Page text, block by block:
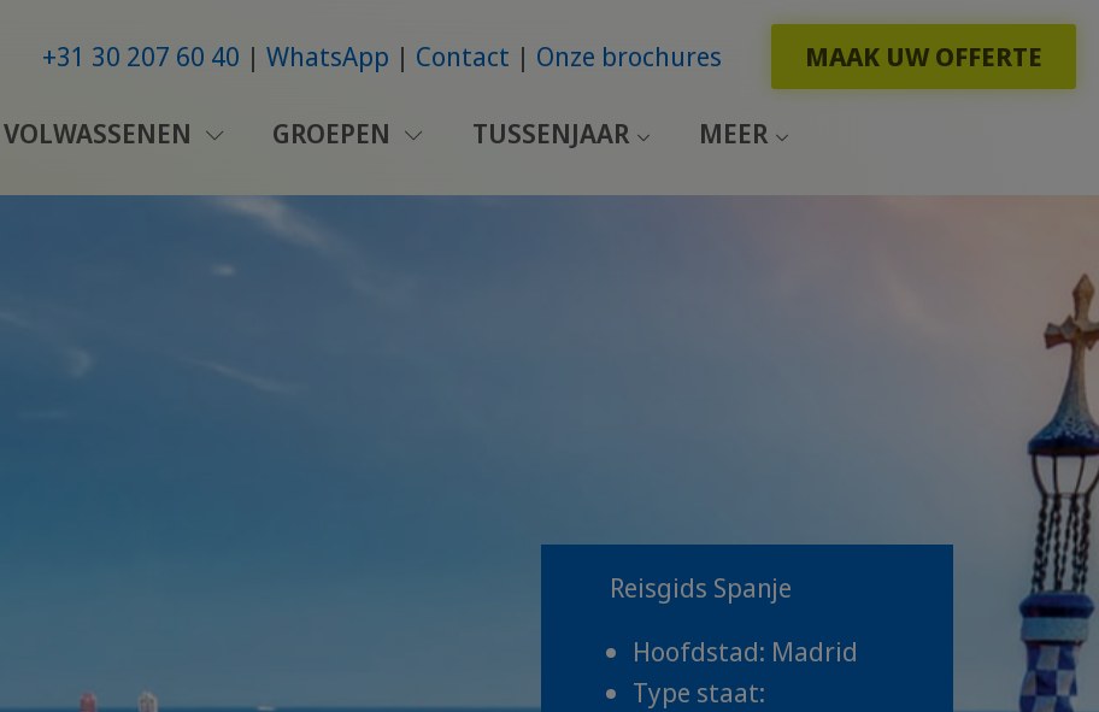
+31 30 207 60 40 WhatsApp Contact Onze brochures MAAK UW OFFERTE
VOLWASSENEN GROEPEN TUSSENJAAR MEER
Reisgids Spanje
Hoofdstad: Madrid
Type staat: